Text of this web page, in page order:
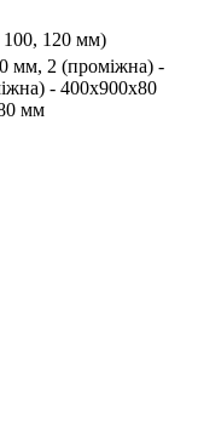
100, 120 мм)
мм, 2 (проміжна) -
- 400х900х80
мм